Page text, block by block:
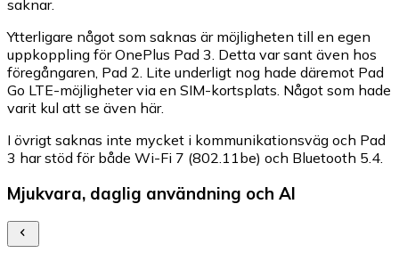
saknar.
Ytterligare något som saknas är möjligheten till en egen
uppkoppling för OnePlus Pad 3. Detta var sant även hos
föregångaren, Pad 2. Lite underligt nog hade däremot Pad
Go LTE-möjligheter via en SIM-kortsplats. Något som hade
varit kul att se även här.
I övrigt saknas inte mycket i kommunikationsväg och Pad
3 har stöd för både Wi-Fi 7 (802.11be) och Bluetooth 5.4.
Mjukvara, daglig användning och AI